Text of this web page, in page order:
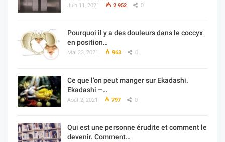
Juin 11, 2021 2 952 0
Pourquoi il y a des douleurs dans le coccyx
en position…
Mai 23, 2021 963 0
Ce que l’on peut manger sur Ekadashi.
Ekadashi –…
Août 2, 2021 797 0
Qui est une personne érudite et comment le
devenir. Comment…